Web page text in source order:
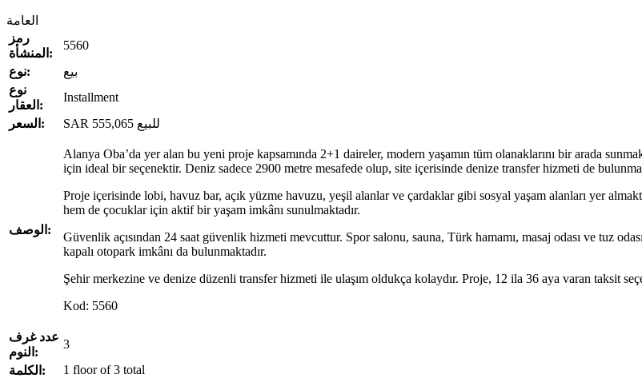
العامة
رمز
المنشأة:
5560
نوع:
بيع
نوع
العقار:
Installment
السعر:
SAR 555,065 للبيع
الوصف:
Alanya Oba’da yer alan bu yeni proje kapsamında 2+1 daireler, modern yaşamın tüm olanaklarını bir arada
için ideal bir seçenektir. Deniz sadece 2900 metre mesafede olup, site içerisinde denize transfer hizmeti de
Proje içerisinde lobi, havuz bar, açık yüzme havuzu, yeşil alanlar ve çardaklar gibi sosyal yaşam alanları yer
hem de çocuklar için aktif bir yaşam imkânı sunulmaktadır.
Güvenlik açısından 24 saat güvenlik hizmeti mevcuttur. Spor salonu, sauna, Türk hamamı, masaj odası ve tuz
kapalı otopark imkânı da bulunmaktadır.
Şehir merkezine ve denize düzenli transfer hizmeti ile ulaşım oldukça kolaydır. Proje, 12 ila 36 aya varan taksit
Kod: 5560
عدد غرف
النوم:
3
الكلمة:
1 floor of 3 total